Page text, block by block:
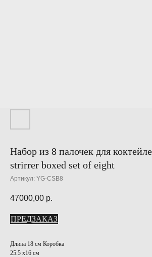
Набор из 8 палочек для
strirrer boxed set of eight
Артикул: YG-CSB8
47000,00 р.
ПРЕДЗАКАЗ
Длина 18 см Коробка
25.5 х16 см